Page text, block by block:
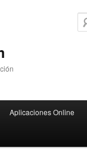
Aplicaciones Online